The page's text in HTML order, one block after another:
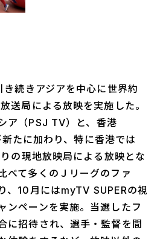
続きアジアを中心に世界約
送局による放映を実施した。
ア（PSJ TV）と、香港
新たに加わり、特に香港では
の現地放映局による放映とな
べて多くのＪリーグのファ
、10月にはmyTV SUPERの視
ンペーンを実施。当選したフ
に招待され、選手・監督を間